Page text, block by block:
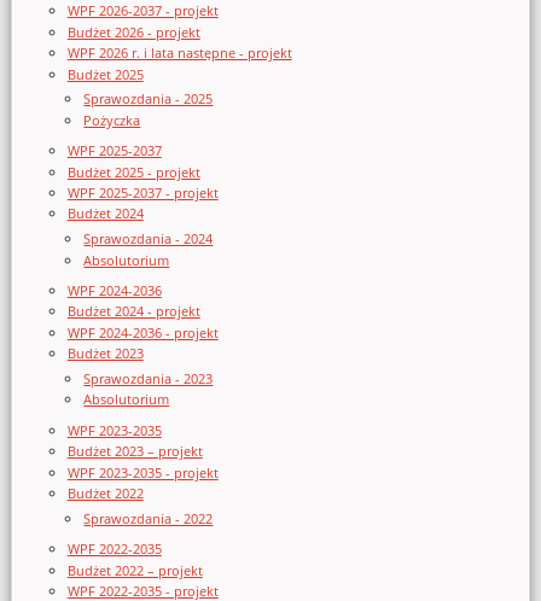
WPF 2026-2037 - projekt
Budżet 2026 - projekt
WPF 2026 r. i lata następne - projekt
Budżet 2025
Sprawozdania - 2025
Pożyczka
WPF 2025-2037
Budżet 2025 - projekt
WPF 2025-2037 - projekt
Budżet 2024
Sprawozdania - 2024
Absolutorium
WPF 2024-2036
Budżet 2024 - projekt
WPF 2024-2036 - projekt
Budżet 2023
Sprawozdania - 2023
Absolutorium
WPF 2023-2035
Budżet 2023 – projekt
WPF 2023-2035 - projekt
Budżet 2022
Sprawozdania - 2022
WPF 2022-2035
Budżet 2022 – projekt
WPF 2022-2035 - projekt